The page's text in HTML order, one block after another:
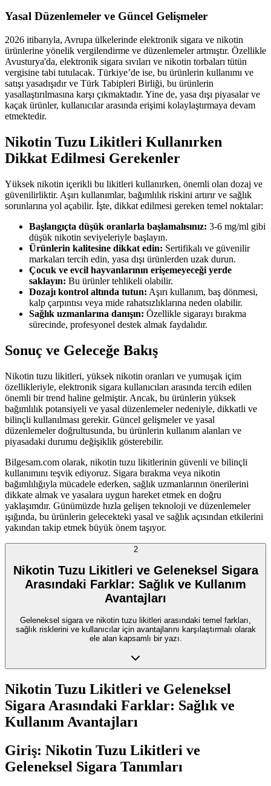
Yasal Düzenlemeler ve Güncel Gelişmeler
2026 itibarıyla, Avrupa ülkelerinde elektronik sigara ve nikotin
ürünlerine yönelik vergilendirme ve düzenlemeler artmıştır. Özellikle
Avusturya'da, elektronik sigara sıvıları ve nikotin torbaları tütün
vergisine tabi tutulacak. Türkiye’de ise, bu ürünlerin kullanımı ve
satışı yasadışıdır ve Türk Tabipleri Birliği, bu ürünlerin
yasallaştırılmasına karşı çıkmaktadır. Yine de, yasa dışı piyasalar ve
kaçak ürünler, kullanıcılar arasında erişimi kolaylaştırmaya devam
etmektedir.
Nikotin Tuzu Likitleri Kullanırken
Dikkat Edilmesi Gerekenler
Yüksek nikotin içerikli bu likitleri kullanırken, önemli olan dozaj ve
güvenilirliktir. Aşırı kullanımlar, bağımlılık riskini artırır ve sağlık
sorunlarına yol açabilir. İşte, dikkat edilmesi gereken temel noktalar:
Başlangıçta düşük oranlarla başlamalısınız: 3-6 mg/ml gibi
düşük nikotin seviyeleriyle başlayın.
Ürünlerin kalitesine dikkat edin: Sertifikalı ve güvenilir
markaları tercih edin, yasa dışı ürünlerden uzak durun.
Çocuk ve evcil hayvanlarının erişemeyeceği yerde
saklayın: Bu ürünler tehlikeli olabilir.
Dozajı kontrol altında tutun: Aşırı kullanım, baş dönmesi,
kalp çarpıntısı veya mide rahatsızlıklarına neden olabilir.
Sağlık uzmanlarına danışın: Özellikle sigarayı bırakma
sürecinde, profesyonel destek almak faydalıdır.
Sonuç ve Geleceğe Bakış
Nikotin tuzu likitleri, yüksek nikotin oranları ve yumuşak içim
özellikleriyle, elektronik sigara kullanıcıları arasında tercih edilen
önemli bir trend haline gelmiştir. Ancak, bu ürünlerin yüksek
bağımlılık potansiyeli ve yasal düzenlemeler nedeniyle, dikkatli ve
bilinçli kullanılması gerekir. Güncel gelişmeler ve yasal
düzenlemeler doğrultusunda, bu ürünlerin kullanım alanları ve
piyasadaki durumu değişiklik gösterebilir.
Bilgesam.com olarak, nikotin tuzu likitlerinin güvenli ve bilinçli
kullanımını teşvik ediyoruz. Sigara bırakma veya nikotin
bağımlılığıyla mücadele ederken, sağlık uzmanlarının önerilerini
dikkate almak ve yasalara uygun hareket etmek en doğru
yaklaşımdır. Günümüzde hızla gelişen teknoloji ve düzenlemeler
ışığında, bu ürünlerin gelecekteki yasal ve sağlık açısından etkilerini
yakından takip etmek büyük önem taşıyor.
2
Nikotin Tuzu Likitleri ve Geleneksel Sigara
Arasındaki Farklar: Sağlık ve Kullanım
Avantajları
Geleneksel sigara ve nikotin tuzu likitleri arasındaki temel farkları,
sağlık risklerini ve kullanıcılar için avantajlarını karşılaştırmalı olarak
ele alan kapsamlı bir yazı.
Nikotin Tuzu Likitleri ve Geleneksel
Sigara Arasındaki Farklar: Sağlık ve
Kullanım Avantajları
Giriş: Nikotin Tuzu Likitleri ve
Geleneksel Sigara Tanımları